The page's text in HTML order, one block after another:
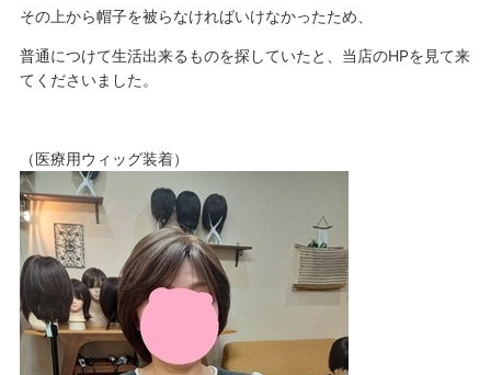
その上から帽子を被らなければいけなかったため、
普通につけて生活出来るものを探していたと、当店のHPを見て来
てくださいました。
（医療用ウィッグ装着）